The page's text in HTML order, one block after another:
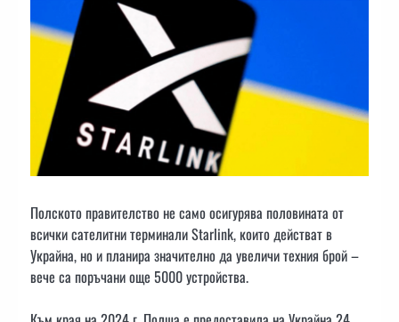
Полското правителство не само осигурява половината от
всички сателитни терминали Starlink, които действат в
Украйна, но и планира значително да увеличи техния брой –
вече са поръчани още 5000 устройства.